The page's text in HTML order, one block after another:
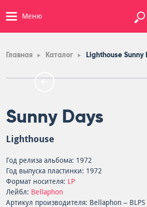
Меню
Главная Каталог Lighthouse Sunny
Sunny Days
Lighthouse
Год релиза альбома: 1972
Год выпуска пластинки: 1972
Формат носителя: LP
Лейбл: Bellaphon
Артикул производителя: Bellaphon – BLPS